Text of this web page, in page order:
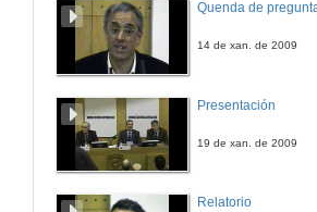
Quenda de
14 de xan. de 2009
Presentación
19 de xan. de 2009
Relatorio